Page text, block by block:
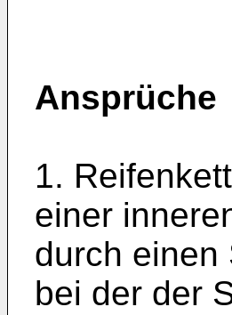
Ansprüche
1.
einer
durch einen
bei der der